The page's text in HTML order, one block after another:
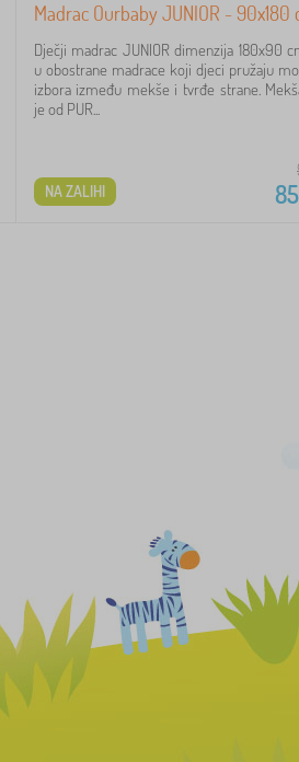
Madrac Ourbaby JUNIOR - 90x180
Dječji madrac JUNIOR dimenzija 180x90
u obostrane madrace koji djeci pružaju
izbora između mekše i tvrđe strane.
je od PUR...
NA ZALIHI